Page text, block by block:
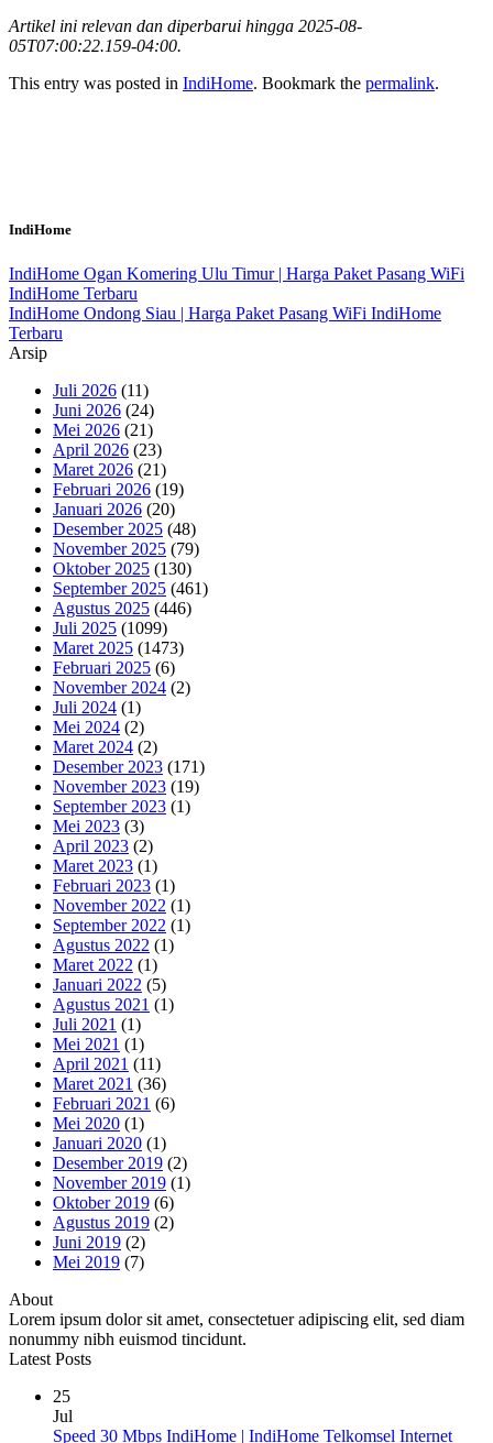
Artikel ini relevan dan diperbarui hingga 2025-08-
05T07:00:22.159-04:00.
This entry was posted in IndiHome. Bookmark the permalink.
IndiHome
IndiHome Ogan Komering Ulu Timur | Harga Paket Pasang WiFi
IndiHome Terbaru
IndiHome Ondong Siau | Harga Paket Pasang WiFi IndiHome
Terbaru
Arsip
Juli 2026 (11)
Juni 2026 (24)
Mei 2026 (21)
April 2026 (23)
Maret 2026 (21)
Februari 2026 (19)
Januari 2026 (20)
Desember 2025 (48)
November 2025 (79)
Oktober 2025 (130)
September 2025 (461)
Agustus 2025 (446)
Juli 2025 (1099)
Maret 2025 (1473)
Februari 2025 (6)
November 2024 (2)
Juli 2024 (1)
Mei 2024 (2)
Maret 2024 (2)
Desember 2023 (171)
November 2023 (19)
September 2023 (1)
Mei 2023 (3)
April 2023 (2)
Maret 2023 (1)
Februari 2023 (1)
November 2022 (1)
September 2022 (1)
Agustus 2022 (1)
Maret 2022 (1)
Januari 2022 (5)
Agustus 2021 (1)
Juli 2021 (1)
Mei 2021 (1)
April 2021 (11)
Maret 2021 (36)
Februari 2021 (6)
Mei 2020 (1)
Januari 2020 (1)
Desember 2019 (2)
November 2019 (1)
Oktober 2019 (6)
Agustus 2019 (2)
Juni 2019 (2)
Mei 2019 (7)
About
Lorem ipsum dolor sit amet, consectetuer adipiscing elit, sed diam
nonummy nibh euismod tincidunt.
Latest Posts
25
Jul
Speed 30 Mbps IndiHome | IndiHome Telkomsel Internet